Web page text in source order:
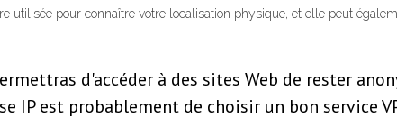
utilisée pour connaître votre localisation physique, et elle peut
d'accéder à des sites Web de rester
IP est probablement de choisir un bon service